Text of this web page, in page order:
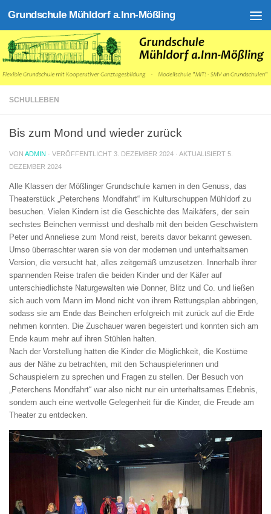
Zum Inhalt springen
Grundschule Mühldorf a.Inn-Mößling
SCHULLEBEN
Bis zum Mond und wieder zurück
VON ADMIN · VERÖFFENTLICHT 3. DEZEMBER 2024 · AKTUALISIERT 5.
DEZEMBER 2024
Alle Klassen der Mößlinger Grundschule kamen in den Genuss, das
Theaterstück „Peterchens Mondfahrt“ im Kulturschuppen Mühldorf zu
besuchen. Vielen Kindern ist die Geschichte des Maikäfers, der sein
sechstes Beinchen vermisst und deshalb mit den beiden Geschwistern
Peter und Anneliese zum Mond reist, bereits davor bekannt gewesen.
Umso überraschter waren sie von der modernen und unterhaltsamen
Version, die versucht hat, alles zeitgemäß umzusetzen. Innerhalb ihrer
spannenden Reise trafen die beiden Kinder und der Käfer auf
unterschiedlichste Naturgewalten wie Donner, Blitz und Co. und ließen
sich auch vom Mann im Mond nicht von ihrem Rettungsplan abbringen,
sodass sie am Ende das Beinchen erfolgreich mit zurück auf die Erde
nehmen konnten. Die Zuschauer waren begeistert und konnten sich am
Ende kaum mehr auf ihren Stühlen halten.
Nach der Vorstellung hatten die Kinder die Möglichkeit, die Kostüme
aus der Nähe zu betrachten, mit den Schauspielerinnen und
Schauspielern zu sprechen und Fragen zu stellen. Der Besuch von
„Peterchens Mondfahrt“ war also nicht nur ein unterhaltsames Erlebnis,
sondern auch eine wertvolle Gelegenheit für die Kinder, die Freude am
Theater zu entdecken.